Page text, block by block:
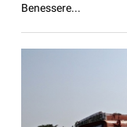
Benessere...